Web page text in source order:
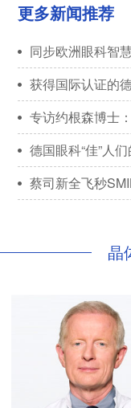
更多新闻推荐
同步欧洲眼科智
获得国际认证的
专访约根森博士
德国眼科“佳”人
蔡司新全飞秒
晶